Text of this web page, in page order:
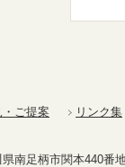
・ご提案 リンク集
南足柄市関本440番